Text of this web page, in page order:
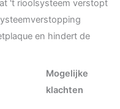
't rioolsysteem verstopt
en hindert de
Mogelijke
klachten